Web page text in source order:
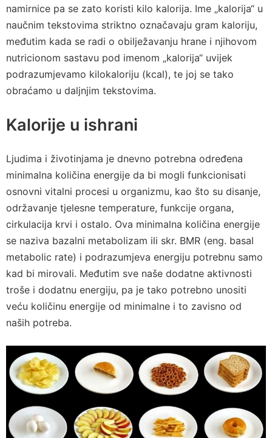
namirnice pa se zato koristi kilo kalorija. Ime „kalorija“ u
naučnim tekstovima striktno označavaju gram kaloriju,
međutim kada se radi o obilježavanju hrane i njihovom
nutricionom sastavu pod imenom „kalorija“ uvijek
podrazumjevamo kilokaloriju (kcal), te joj se tako
obraćamo u daljnjim tekstovima.
Kalorije u ishrani
Ljudima i životinjama je dnevno potrebna određena
minimalna količina energije da bi mogli funkcionisati
osnovni vitalni procesi u organizmu, kao što su disanje,
održavanje tjelesne temperature, funkcije organa,
cirkulacija krvi i ostalo. Ova minimalna količina energije
se naziva bazalni metabolizam ili skr. BMR (eng. basal
metabolic rate) i podrazumjeva energiju potrebnu samo
kad bi mirovali. Međutim sve naše dodatne aktivnosti
troše i dodatnu energiju, pa je tako potrebno unositi
veću količinu energije od minimalne i to zavisno od
naših potreba.